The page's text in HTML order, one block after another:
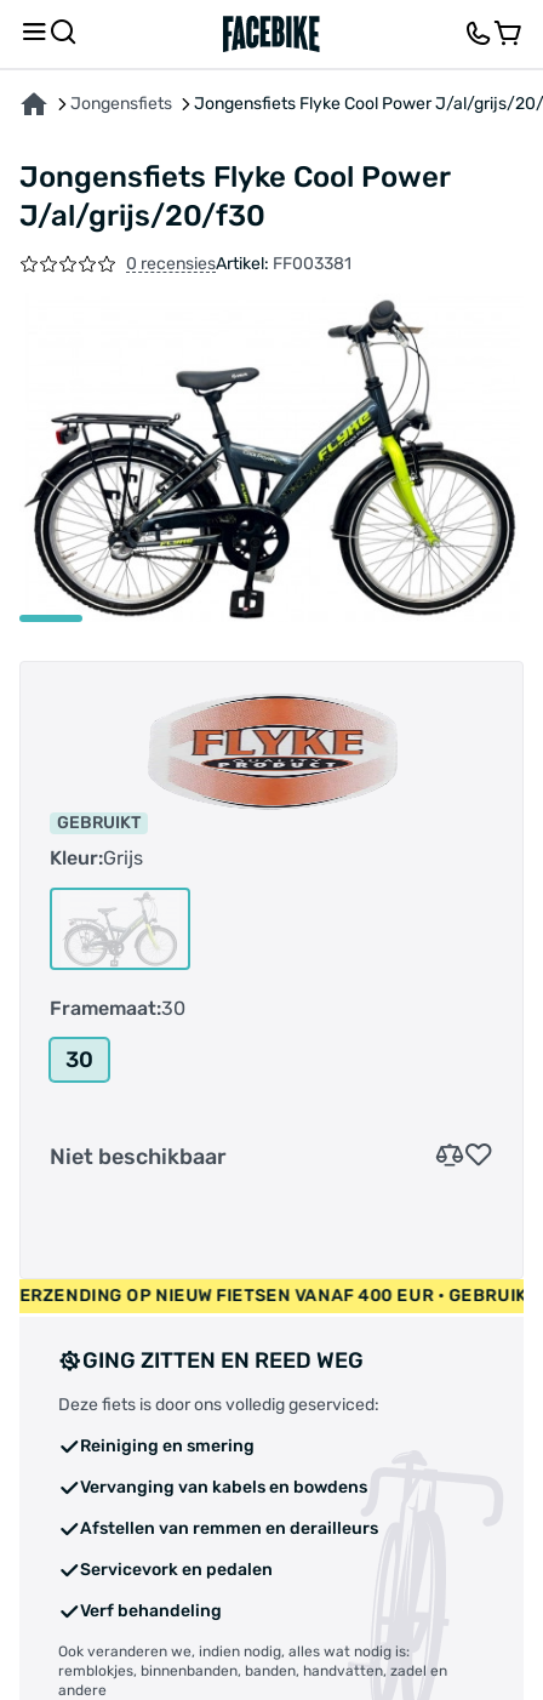
Jongensfiets Jongensfiets Flyke Cool Power J/al/grijs/
Jongensfiets Flyke Cool Power
J/al/grijs/20/f30
0 recensiesArtikel: FF003381
GEBRUIKT
Kleur:Grijs
Framemaat:30
30
Niet beschikbaar
VERZENDING OP NIEUW FIETSEN VANAF 400 EUR •
GING ZITTEN EN REED WEG
Deze fiets is door ons volledig geserviced:
Reiniging en smering
Vervanging van kabels en bowdens
Afstellen van remmen en derailleurs
Servicevork en pedalen
Verf behandeling
Ook veranderen we, indien nodig, alles wat nodig is:
remblokjes, binnenbanden, banden, handvatten, zadel en
andere
OVER HET PRODUCT KENMERKENFEEDBACK EN VRAGEN